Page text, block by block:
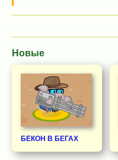
Новые
БЕКОН В БЕГАХ